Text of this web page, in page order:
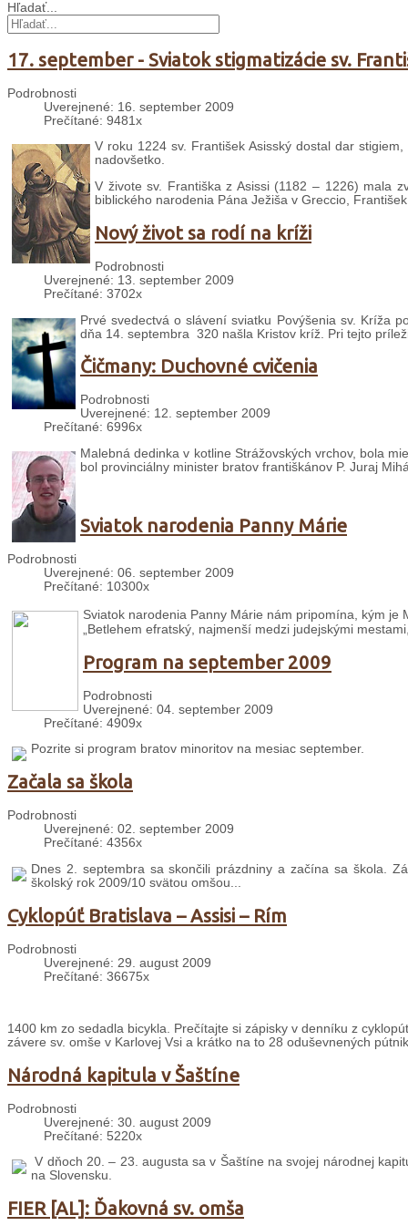
Hľadať...
17. september - Sviatok stigmatizácie sv.
Podrobnosti
Uverejnené: 16. september 2009
Prečítané: 9481x
V roku 1224 sv. František Asisský dostal dar
nadovšetko.
V živote sv. Františka z Asissi (1182 – 1226) mala
biblického narodenia Pána Ježiša v Greccio,
Nový život sa rodí na kríži
Podrobnosti
Uverejnené: 13. september 2009
Prečítané: 3702x
Prvé svedectvá o slávení sviatku Povýšenia sv. Kríža
dňa 14. septembra 320 našla Kristov kríž. Pri tejto
Čičmany: Duchovné cvičenia
Podrobnosti
Uverejnené: 12. september 2009
Prečítané: 6996x
Malebná dedinka v kotline Strážovských vrchov, bola
bol provinciálny minister bratov františkánov P. Juraj
Sviatok narodenia Panny Márie
Podrobnosti
Uverejnené: 06. september 2009
Prečítané: 10300x
Sviatok narodenia Panny Márie nám pripomína, kým
„Betlehem efratský, najmenší medzi judejskými
Program na september 2009
Podrobnosti
Uverejnené: 04. september 2009
Prečítané: 4909x
Pozrite si program bratov minoritov na mesiac september.
Začala sa škola
Podrobnosti
Uverejnené: 02. september 2009
Prečítané: 4356x
Dnes 2. septembra sa skončili prázdniny a začína sa škola.
školský rok 2009/10 svätou omšou...
Cyklopúť Bratislava – Assisi – Rím
Podrobnosti
Uverejnené: 29. august 2009
Prečítané: 36675x
1400 km zo sedadla bicykla. Prečítajte si zápisky v denníku z
závere sv. omše v Karlovej Vsi a krátko na to 28 oduševnených
Národná kapitula v Šaštíne
Podrobnosti
Uverejnené: 30. august 2009
Prečítané: 5220x
V dňoch 20. – 23. augusta sa v Šaštíne na svojej národnej
na Slovensku.
FIER [AL]: Ďakovná sv. omša